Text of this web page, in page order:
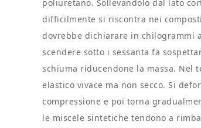
poliuretano. Sollevandolo dal lato
difficilmente si riscontra nei
dovrebbe dichiarare in chilogrammi
scendere sotto i sessanta fa
schiuma riducendone la massa.
elastico vivace ma non secco. Si
compressione e poi torna
le miscele sintetiche tendono a